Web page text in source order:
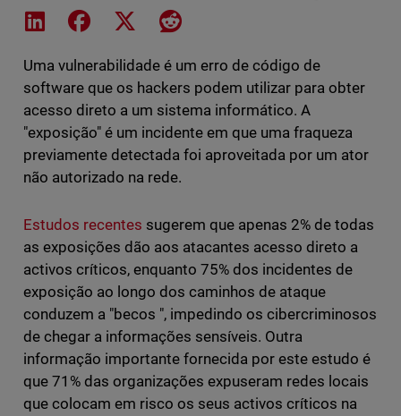
Share on LinkedIn
Share on Facebook
Share on XShare on Reddit
Uma vulnerabilidade é um erro de código de
software que os hackers podem utilizar para obter
acesso direto a um sistema informático. A
"exposição" é um incidente em que uma fraqueza
previamente detectada foi aproveitada por um ator
não autorizado na rede.
Estudos recentes sugerem que apenas 2% de todas
as exposições dão aos atacantes acesso direto a
activos críticos, enquanto 75% dos incidentes de
exposição ao longo dos caminhos de ataque
conduzem a "becos ", impedindo os cibercriminosos
de chegar a informações sensíveis. Outra
informação importante fornecida por este estudo é
que 71% das organizações expuseram redes locais
que colocam em risco os seus activos críticos na